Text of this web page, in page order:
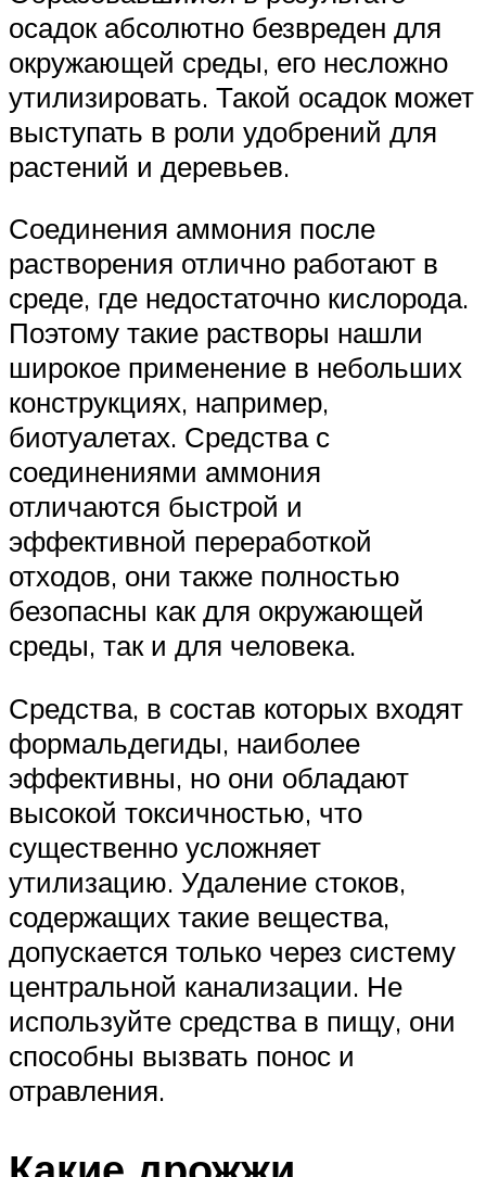
осадок абсолютно безвреден для
окружающей среды, его несложно
утилизировать. Такой осадок может
выступать в роли удобрений для
растений и деревьев.
Соединения аммония после
растворения отлично работают в
среде, где недостаточно кислорода.
Поэтому такие растворы нашли
широкое применение в небольших
конструкциях, например,
биотуалетах. Средства с
соединениями аммония
отличаются быстрой и
эффективной переработкой
отходов, они также полностью
безопасны как для окружающей
среды, так и для человека.
Средства, в состав которых входят
формальдегиды, наиболее
эффективны, но они обладают
высокой токсичностью, что
существенно усложняет
утилизацию. Удаление стоков,
содержащих такие вещества,
допускается только через систему
центральной канализации. Не
используйте средства в пищу, они
способны вызвать понос и
отравления.